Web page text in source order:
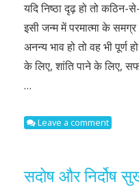
यदि निष्ठा दृढ़ हो तो कठिन-
इसी जन्म में परमात्मा के
अनन्य भाव हो तो वह भी पूर्ण
के लिए, शांति पाने के लिए,
…
Leave a comment
सदोष और निर्दोष